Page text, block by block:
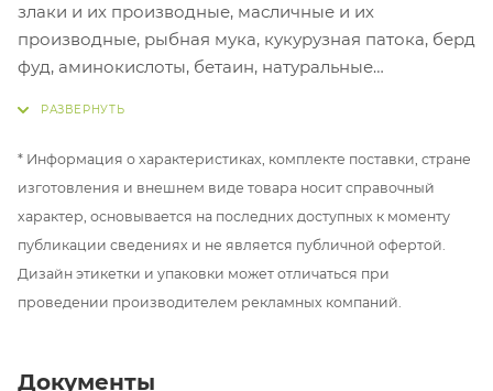
злаки и их производные, масличные и их
производные, рыбная мука, кукурузная патока, берд
фуд, аминокислоты, бетаин, натуральные
* Информация о характеристиках, комплекте поставки, стране
изготовления и внешнем виде товара носит справочный
характер, основывается на последних доступных к моменту
публикации сведениях и не является публичной офертой.
Дизайн этикетки и упаковки может отличаться при
проведении производителем рекламных компаний.
Документы